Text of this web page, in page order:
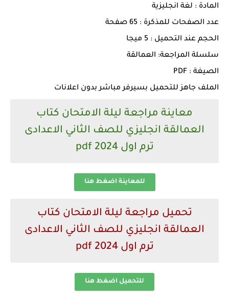
المادة : لغة انجليزية
عدد الصفحات للمذكرة : 65 صفحة
الحجم عند التحميل : 5 ميجا
سلسلة المراجعة: العمالقة
الصيغة : PDF
الملف جاهز للتحميل بسيرفر مباشر بدون اعلانات
معاينة مراجعة ليلة الامتحان كتاب
العمالقة انجليزي للصف الثاني الاعدادى
ترم اول 2024 pdf
للمعاينة اضغط هنا
تحميل مراجعة ليلة الامتحان كتاب
العمالقة انجليزي للصف الثاني الاعدادى
ترم اول 2024 pdf
للتحميل اضغط هنا